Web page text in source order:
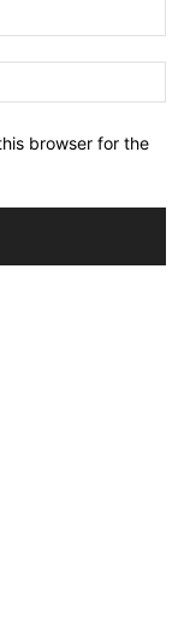
browser for the